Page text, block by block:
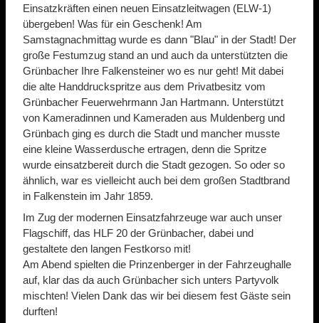
Einsatzkräften einen neuen Einsatzleitwagen (ELW-1)
übergeben! Was für ein Geschenk! Am
Samstagnachmittag wurde es dann "Blau" in der Stadt! Der
große Festumzug stand an und auch da unterstützten die
Grünbacher Ihre Falkensteiner wo es nur geht! Mit dabei
die alte Handdruckspritze aus dem Privatbesitz vom
Grünbacher Feuerwehrmann Jan Hartmann. Unterstützt
von Kameradinnen und Kameraden aus Muldenberg und
Grünbach ging es durch die Stadt und mancher musste
eine kleine Wasserdusche ertragen, denn die Spritze
wurde einsatzbereit durch die Stadt gezogen. So oder so
ähnlich, war es vielleicht auch bei dem großen Stadtbrand
in Falkenstein im Jahr 1859.
Im Zug der modernen Einsatzfahrzeuge war auch unser
Flagschiff, das HLF 20 der Grünbacher, dabei und
gestaltete den langen Festkorso mit!
Am Abend spielten die Prinzenberger in der Fahrzeughalle
auf, klar das da auch Grünbacher sich unters Partyvolk
mischten! Vielen Dank das wir bei diesem fest Gäste sein
durften!